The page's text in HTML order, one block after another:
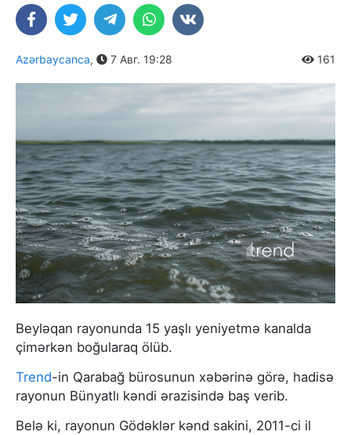
Azərbaycanca, 7 Авг. 19:28 161
Beyləqan rayonunda 15 yaşlı yeniyetmə kanalda
çimərkən boğularaq ölüb.
Trend-in Qarabağ bürosunun xəbərinə görə, hadisə
rayonun Bünyatlı kəndi ərazisində baş verib.
Belə ki, rayonun Gödəklər kənd sakini, 2011-ci il